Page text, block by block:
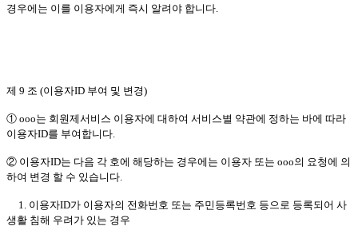
경우에는 이를 이용자에게 즉시 알려야 합니다.
제 9 조 (이용자ID 부여 및 변경)
① ooo는 회원제서비스 이용자에 대하여 서비스별 약관에 정하는 바에 따라
이용자ID를 부여합니다.
② 이용자ID는 다음 각 호에 해당하는 경우에는 이용자 또는 ooo의 요청에 의
하여 변경 할 수 있습니다.
1. 이용자ID가 이용자의 전화번호 또는 주민등록번호 등으로 등록되어 사
생활 침해 우려가 있는 경우